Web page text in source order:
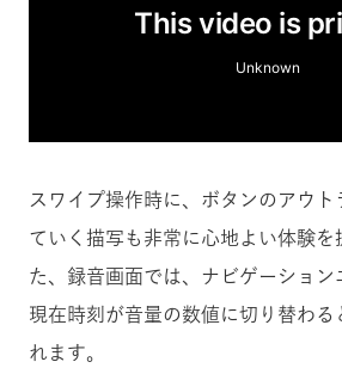
スワイプ操作時に、ボタンのアウ
ていく描写も非常に心地よい体験を
た、録音画面では、ナビゲーション
現在時刻が音量の数値に切り替わる
れます。